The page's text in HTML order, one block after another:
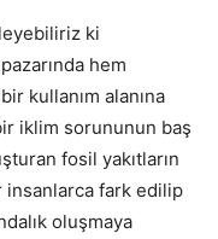
ki
hem
kullanım alanına
iklim sorununun baş
fosil yakıtların
insanlarca fark edilip
oluşmaya